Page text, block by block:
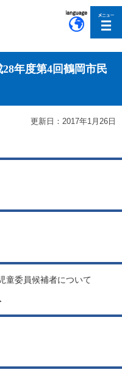
年度第4回鶴岡市民
更新日：2017年1月26日
童委員候補者について